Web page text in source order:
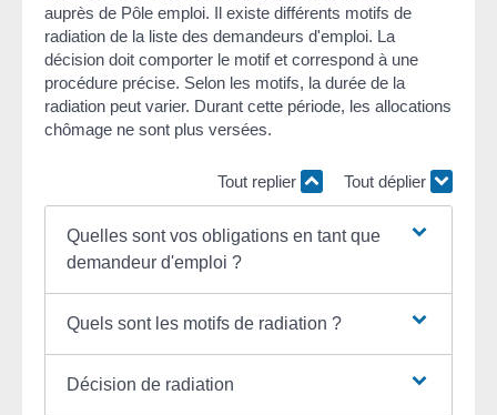
auprès de Pôle emploi. Il existe différents motifs de
radiation de la liste des demandeurs d'emploi. La
décision doit comporter le motif et correspond à une
procédure précise. Selon les motifs, la durée de la
radiation peut varier. Durant cette période, les allocations
chômage ne sont plus versées.
Tout replier Tout déplier
Quelles sont vos obligations en tant que
demandeur d'emploi ?
Quels sont les motifs de radiation ?
Décision de radiation